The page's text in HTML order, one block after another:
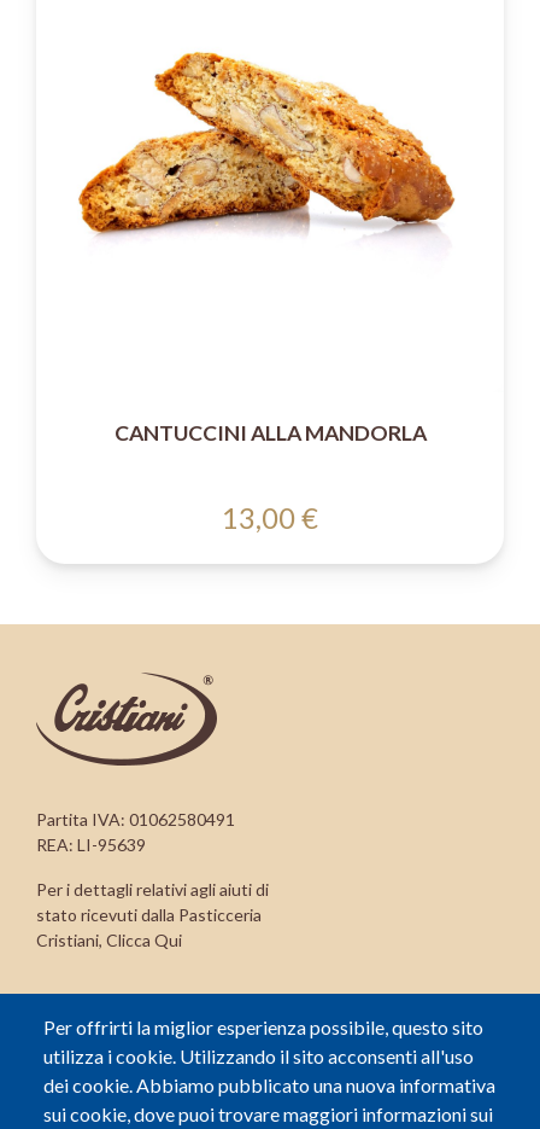
Per offrirti la miglior esperienza possibile, questo sito
utilizza i cookie. Utilizzando il sito acconsenti all'uso
dei cookie. Abbiamo pubblicato una nuova informativa
sui cookie, dove puoi trovare maggiori informazioni sui
CANTUCCINI ALLA MANDORLA
13,00 €
Partita IVA: 01062580491
REA: LI-95639
Per i dettagli relativi agli aiuti di
stato ricevuti dalla Pasticceria
Cristiani, Clicca Qui
Via di Salviano 6, 57124 Livorno (LI)
(+39) 0586 856598
info@pasticceriacristiani.it